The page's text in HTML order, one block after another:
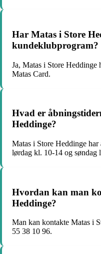
Har Matas i Store
kundeklubprogram?
Ja, Matas i Store Heddinge
Matas Card.
Hvad er
Heddinge?
Matas i Store Heddinge
lørdag kl. 10-14 og søndag
Hvordan kan man
Heddinge?
Man kan kontakte Matas i
55 38 10 96.